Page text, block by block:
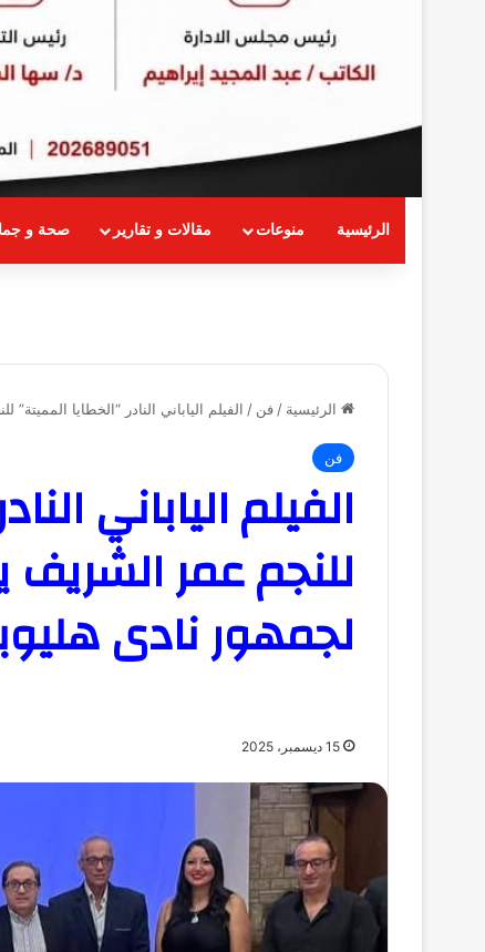
الرئيسية منوعات مقالات و تقارير صحة و
الرئيسية /فن / الفيلم الياباني النادر “الخطايا
فن
الفيلم الياباني
للنجم عمر
لجمهور نادى
15 ديسمبر، 2025